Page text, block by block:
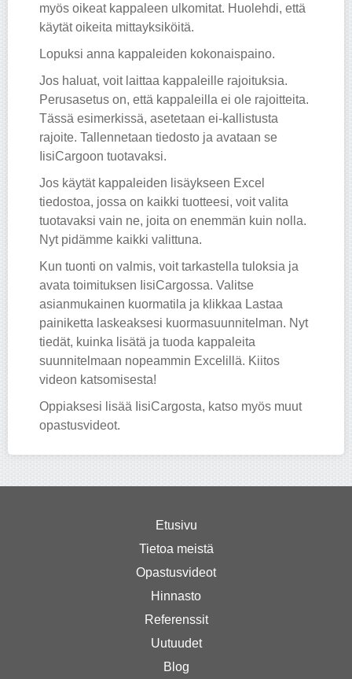
myös oikeat kappaleen ulkomitat. Huolehdi, että
käytät oikeita mittayksiköitä.
Lopuksi anna kappaleiden kokonaispaino.
Jos haluat, voit laittaa kappaleille rajoituksia.
Perusasetus on, että kappaleilla ei ole rajoitteita.
Tässä esimerkissä, asetetaan ei-kallistusta
rajoite. Tallennetaan tiedosto ja avataan se
IisiCargoon tuotavaksi.
Jos käytät kappaleiden lisäykseen Excel
tiedostoa, jossa on kaikki tuotteesi, voit valita
tuotavaksi vain ne, joita on enemmän kuin nolla.
Nyt pidämme kaikki valittuna.
Kun tuonti on valmis, voit tarkastella tuloksia ja
avata toimituksen IisiCargossa. Valitse
asianmukainen kuormatila ja klikkaa Lastaa
painiketta laskeaksesi kuormasuunnitelman. Nyt
tiedät, kuinka lisätä ja tuoda kappaleita
suunnitelmaan nopeammin Excelillä. Kiitos
videon katsomisesta!
Oppiaksesi lisää IisiCargosta, katso myös muut
opastusvideot.
Etusivu
Tietoa meistä
Opastusvideot
Hinnasto
Referenssit
Uutuudet
Blog